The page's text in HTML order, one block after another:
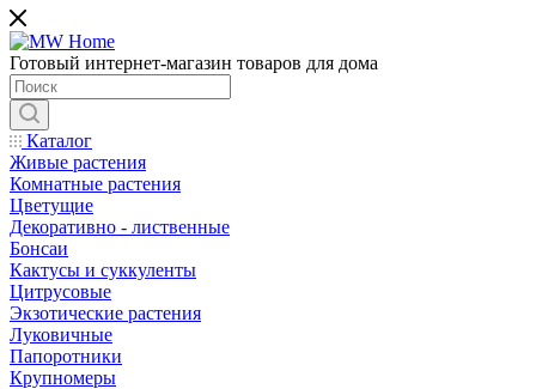
Готовый интернет-магазин товаров для дома
Каталог
Живые растения
Комнатные растения
Цветущие
Декоративно - лиственные
Бонсаи
Кактусы и суккуленты
Цитрусовые
Экзотические растения
Луковичные
Папоротники
Крупномеры